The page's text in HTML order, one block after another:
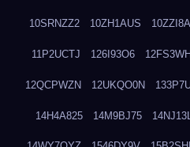
10SRNZZ2 10ZH1AUS
11P2UCTJ 126I93O6
12QCPWZN 12UKQO0N
14H4A825 14M9BJ75